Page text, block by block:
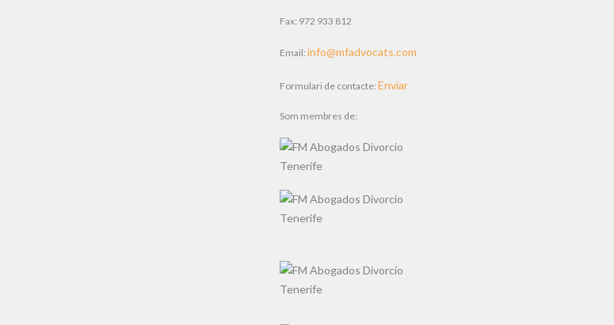
Fax: 972 933 812
Email: info@mfadvocats.com
Formulari de contacte: Enviar
Som membres de: